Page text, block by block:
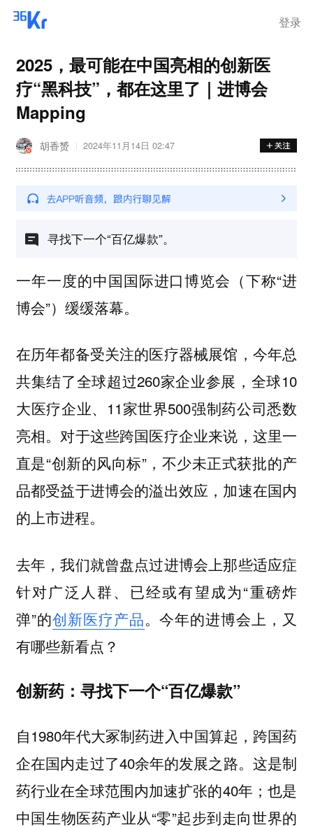
登录
2025，最可能在中国亮相的创新医
疗“黑科技”，都在这里了｜进博会
Mapping
胡香赟 2024年11月14日 02:47
寻找下一个“百亿爆款”。
一年一度的中国国际进口博览会（下称“进
博会”）缓缓落幕。
在历年都备受关注的医疗器械展馆，今年总
共集结了全球超过260家企业参展，全球10
大医疗企业、11家世界500强制药公司悉数
亮相。对于这些跨国医疗企业来说，这里一
直是“创新的风向标”，不少未正式获批的产
品都受益于进博会的溢出效应，加速在国内
的上市进程。
去年，我们就曾盘点过进博会上那些适应症
针对广泛人群、已经或有望成为“重磅炸
弹”的创新医疗产品。今年的进博会上，又
有哪些新看点？
创新药：寻找下一个“百亿爆款”
自1980年代大冢制药进入中国算起，跨国药
企在国内走过了40余年的发展之路。这是制
药行业在全球范围内加速扩张的40年；也是
中国生物医药产业从“零”起步到走向世界的